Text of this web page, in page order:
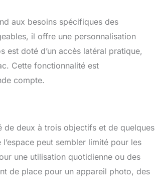
aux besoins spécifiques des
il offre une personnalisation
doté d’un accès latéral pratique,
Cette fonctionnalité est
compte.
deux à trois objectifs et de quelques
peut sembler limité pour les
une utilisation quotidienne ou des
de place pour un appareil photo, des